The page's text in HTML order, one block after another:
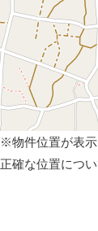
※物件位置が表示
正確な位置につ